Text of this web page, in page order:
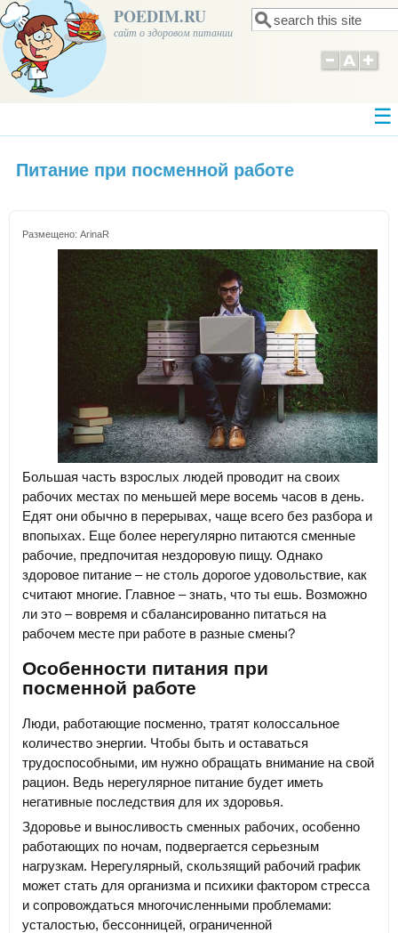
POEDIM.RU
сайт о здоровом питании Форма поиска
Поиск
Питание при посменной работе
Размещено: ArinaR
Большая часть взрослых людей проводит на своих
рабочих местах по меньшей мере восемь часов в день.
Едят они обычно в перерывах, чаще всего без разбора и
впопыхах. Еще более нерегулярно питаются сменные
рабочие, предпочитая нездоровую пищу. Однако
здоровое питание – не столь дорогое удовольствие, как
считают многие. Главное – знать, что ты ешь. Возможно
ли это – вовремя и сбалансированно питаться на
рабочем месте при работе в разные смены?
Особенности питания при
посменной работе
Люди, работающие посменно, тратят колоссальное
количество энергии. Чтобы быть и оставаться
трудоспособными, им нужно обращать внимание на свой
рацион. Ведь нерегулярное питание будет иметь
негативные последствия для их здоровья.
Здоровье и выносливость сменных рабочих, особенно
работающих по ночам, подвергается серьезным
нагрузкам. Нерегулярный, скользящий рабочий график
может стать для организма и психики фактором стресса
и сопровождаться многочисленными проблемами:
усталостью, бессонницей, ограниченной